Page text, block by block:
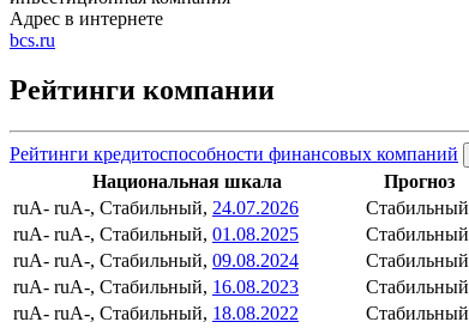
Адрес в интернете
bcs.ru
Рейтинги компании
Рейтинги кредитоспособности финансовых компаний
Национальная шкала Прогноз
ruA- ruA-, Стабильный, 24.07.2026 Стабильный
ruA- ruA-, Стабильный, 01.08.2025 Стабильный
ruA- ruA-, Стабильный, 09.08.2024 Стабильный
ruA- ruA-, Стабильный, 16.08.2023 Стабильный
ruA- ruA-, Стабильный, 18.08.2022 Стабильный